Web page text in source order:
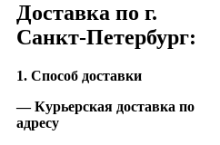
Доставка по г.
Санкт-Петербург:
1. Способ доставки
— Курьерская доставка по
адресу